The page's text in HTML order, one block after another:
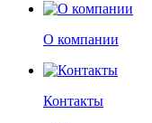
О компании
Контакты